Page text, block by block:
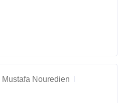
Mustafa Nouredien